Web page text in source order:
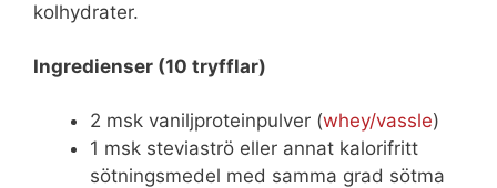
kolhydrater.
Ingredienser (10 tryfflar)
2 msk vaniljproteinpulver (whey/vassle)
1 msk steviaströ eller annat kalorifritt
sötningsmedel med samma grad sötma